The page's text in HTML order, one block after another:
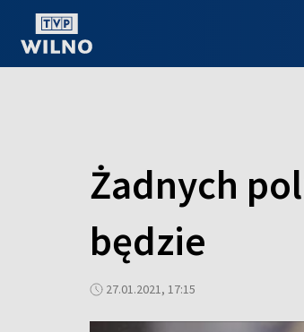
Żadnych
będzie
27.01.2021, 17:15